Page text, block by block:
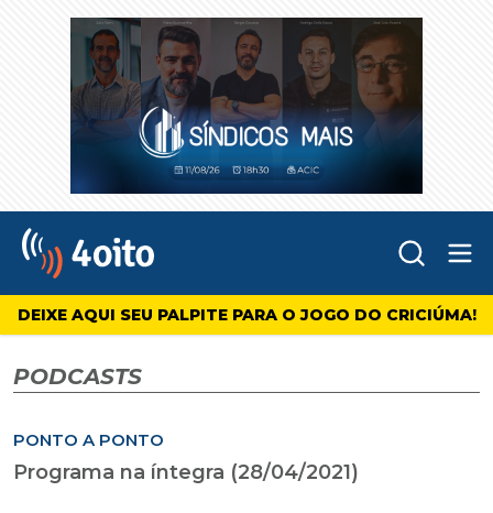
4oito
DEIXE AQUI SEU PALPITE PARA O JOGO DO CRICIÚMA!
PODCASTS
PONTO A PONTO
Programa na íntegra (28/04/2021)